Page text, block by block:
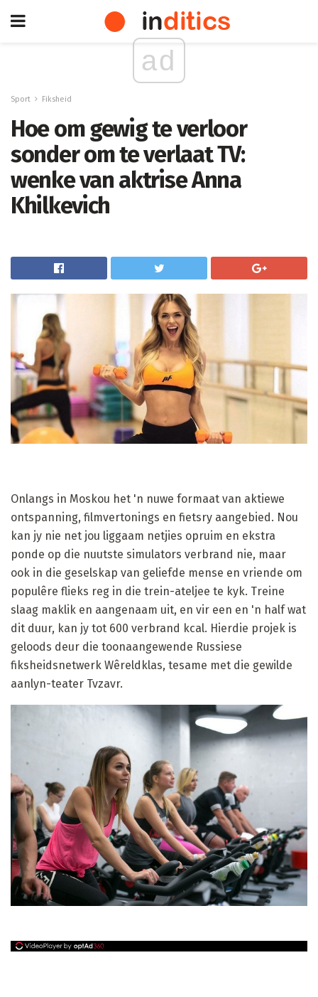
ad
Sport Fiksheid
Hoe om gewig te verloor
sonder om te verlaat TV:
wenke van aktrise Anna
Khilkevich
Onlangs in Moskou het 'n nuwe formaat van aktiewe
ontspanning, filmvertonings en fietsry aangebied. Nou
kan jy nie net jou liggaam netjies opruim en ekstra
ponde op die nuutste simulators verbrand nie, maar
ook in die geselskap van geliefde mense en vriende om
populêre flieks reg in die trein-ateljee te kyk. Treine
slaag maklik en aangenaam uit, en vir een en 'n half wat
dit duur, kan jy tot 600 verbrand kcal. Hierdie projek is
geloods deur die toonaangewende Russiese
fiksheidsnetwerk Wêreldklas, tesame met die gewilde
aanlyn-teater Tvzavr.